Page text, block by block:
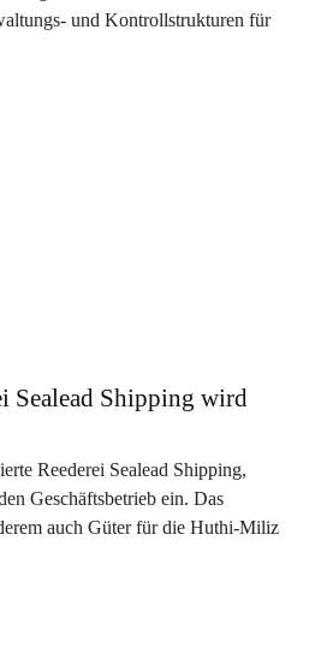
und Kontrollstrukturen für
Sealead Shipping wird
Reederei Sealead Shipping,
Geschäftsbetrieb ein. Das
auch Güter für die Huthi-Miliz